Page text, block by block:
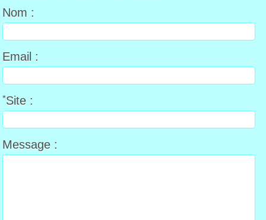
Nom :
Email :
Site :
*
Message :